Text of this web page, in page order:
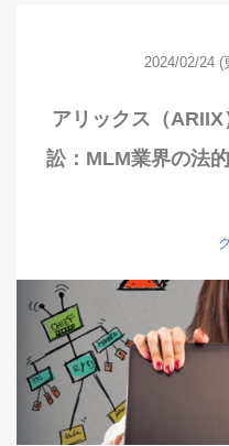
2024/02/24 (
アリックス（
訟：MLM業界の法